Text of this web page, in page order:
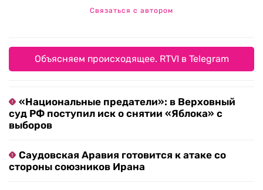
Связаться с автором
Объясняем происходящее. RTVI в Telegram
«Национальные предатели»: в Верховный
суд РФ поступил иск о снятии «Яблока» с
выборов
Саудовская Аравия готовится к атаке со
стороны союзников Ирана